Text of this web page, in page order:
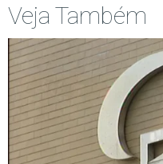
Veja Também